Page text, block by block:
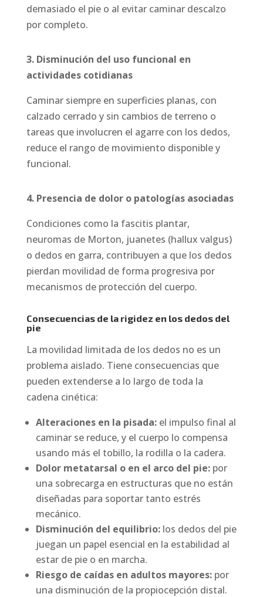
demasiado el pie o al evitar caminar descalzo
por completo.
3. Disminución del uso funcional en
actividades cotidianas
Caminar siempre en superficies planas, con
calzado cerrado y sin cambios de terreno o
tareas que involucren el agarre con los dedos,
reduce el rango de movimiento disponible y
funcional.
4. Presencia de dolor o patologías asociadas
Condiciones como la fascitis plantar,
neuromas de Morton, juanetes (hallux valgus)
o dedos en garra, contribuyen a que los dedos
pierdan movilidad de forma progresiva por
mecanismos de protección del cuerpo.
Consecuencias de la rigidez en los dedos del
pie
La movilidad limitada de los dedos no es un
problema aislado. Tiene consecuencias que
pueden extenderse a lo largo de toda la
cadena cinética:
Alteraciones en la pisada:el impulso final al
caminar se reduce, y el cuerpo lo compensa
usando más el tobillo, la rodilla o la cadera.
Dolor metatarsal o en el arco del pie:por
una sobrecarga en estructuras que no están
diseñadas para soportar tanto estrés
mecánico.
Disminución del equilibrio:los dedos del pie
juegan un papel esencial en la estabilidad al
estar de pie o en marcha.
Riesgo de caídas en adultos mayores:por
una disminución de la propiocepción distal.